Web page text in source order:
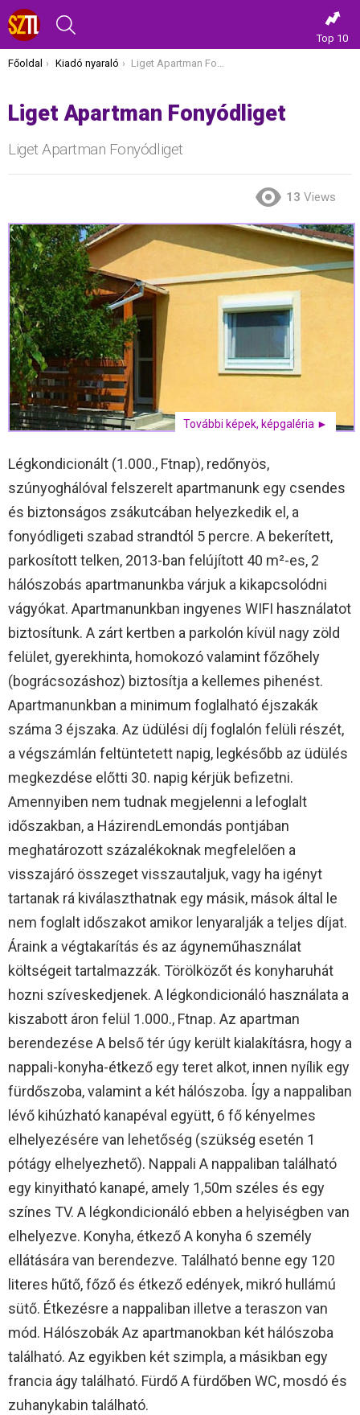
Top 10
Itt vagy most:
Főoldal Kiadó nyaraló Liget Apartman Fonyódliget
Liget Apartman Fonyódliget
Liget Apartman Fonyódliget
13 Views
További képek, képgaléria ►
Légkondicionált (1.000., Ftnap), redőnyös,
szúnyoghálóval felszerelt apartmanunk egy csendes
és biztonságos zsákutcában helyezkedik el, a
fonyódligeti szabad strandtól 5 percre. A bekerített,
parkosított telken, 2013-ban felújított 40 m²-es, 2
hálószobás apartmanunkba várjuk a kikapcsolódni
vágyókat. Apartmanunkban ingyenes WIFI használatot
biztosítunk. A zárt kertben a parkolón kívül nagy zöld
felület, gyerekhinta, homokozó valamint főzőhely
(bográcsozáshoz) biztosítja a kellemes pihenést.
Apartmanunkban a minimum foglalható éjszakák
száma 3 éjszaka. Az üdülési díj foglalón felüli részét,
a végszámlán feltüntetett napig, legkésőbb az üdülés
megkezdése előtti 30. napig kérjük befizetni.
Amennyiben nem tudnak megjelenni a lefoglalt
időszakban, a HázirendLemondás pontjában
meghatározott százalékoknak megfelelően a
visszajáró összeget visszautaljuk, vagy ha igényt
tartanak rá kiválaszthatnak egy másik, mások által le
nem foglalt időszakot amikor lenyaralják a teljes díjat.
Áraink a végtakarítás és az ágyneműhasználat
költségeit tartalmazzák. Törölközőt és konyharuhát
hozni szíveskedjenek. A légkondicionáló használata a
kiszabott áron felül 1.000., Ftnap. Az apartman
berendezése A belső tér úgy került kialakításra, hogy a
nappali-konyha-étkező egy teret alkot, innen nyílik egy
fürdőszoba, valamint a két hálószoba. Így a nappaliban
lévő kihúzható kanapéval együtt, 6 fő kényelmes
elhelyezésére van lehetőség (szükség esetén 1
pótágy elhelyezhető). Nappali A nappaliban található
egy kinyitható kanapé, amely 1,50m széles és egy
színes TV. A légkondicionáló ebben a helyiségben van
elhelyezve. Konyha, étkező A konyha 6 személy
ellátására van berendezve. Található benne egy 120
literes hűtő, főző és étkező edények, mikró hullámú
sütő. Étkezésre a nappaliban illetve a teraszon van
mód. Hálószobák Az apartmanokban két hálószoba
található. Az egyikben két szimpla, a másikban egy
francia ágy található. Fürdő A fürdőben WC, mosdó és
zuhanykabin található.